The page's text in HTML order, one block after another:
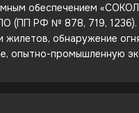
обеспечением
(ПП РФ № 878, 719,
обнаружение
опытно-промышленную